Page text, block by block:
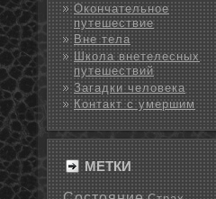
Окончательное
путешествие
Вне тела
Школа внетелесных
путешествий
Загадки человека
Контакт с умершим
МЕТКИ